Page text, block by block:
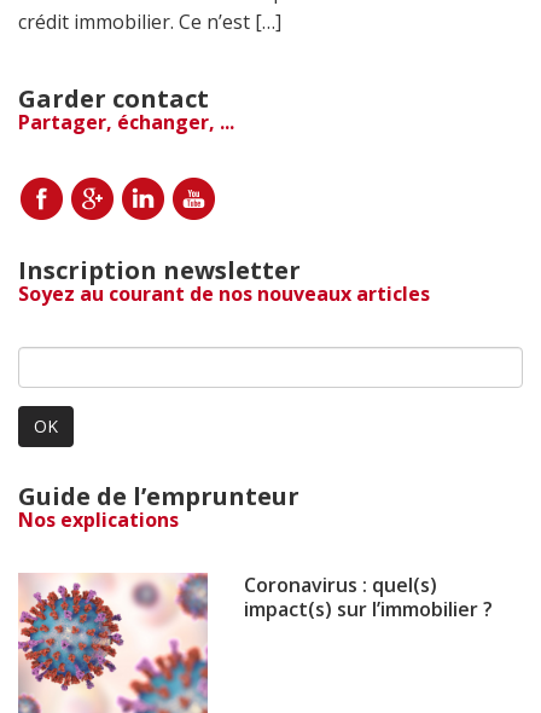
crédit immobilier. Ce n’est […]
Garder contact
Partager, échanger, ...
Inscription newsletter
Soyez au courant de nos nouveaux articles
OK
Guide de l’emprunteur
Nos explications
Coronavirus : quel(s)
impact(s) sur l’immobilier ?